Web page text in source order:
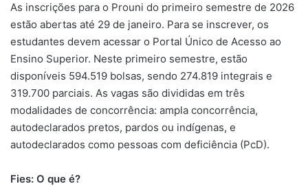
As inscrições para o Prouni do primeiro semestre de 2026
estão abertas até 29 de janeiro. Para se inscrever, os
estudantes devem acessar o Portal Único de Acesso ao
Ensino Superior. Neste primeiro semestre, estão
disponíveis 594.519 bolsas, sendo 274.819 integrais e
319.700 parciais. As vagas são divididas em três
modalidades de concorrência: ampla concorrência,
autodeclarados pretos, pardos ou indígenas, e
autodeclarados como pessoas com deficiência (PcD).
Fies: O que é?